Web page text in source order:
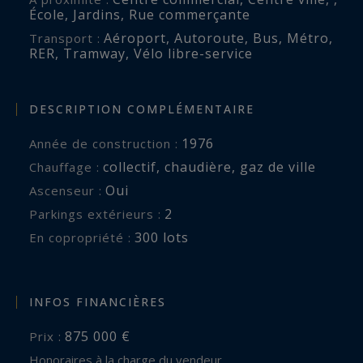
Présenté dans un excellent état général, ce bien
rare conjugue modernité, sécurité et qualité de
Un cellier privatif situé au 34ᵉ étage complète les
prestations de cet appartement singulier.
Par sa vue iconique, son environnement
confidentiel et son atmosphère contemporaine,
prestigieux ou d’une résidence élégante offrant
École, Jardins, Rue commerçante
Transport : Aéroport, Autoroute, Bus, Métro,
RER, Tramway, Vélo libre-service
DESCRIPTION COMPLÉMENTAIRE
Année de construction : 1976
Chauffage : collectif, chaudière, gaz de ville
Ascenseur : Oui
parkings extérieurs : 2
En copropriété : 300 lots
INFOS FINANCIÈRES
Prix : 875 000 €
Honoraires à la charge du vendeur